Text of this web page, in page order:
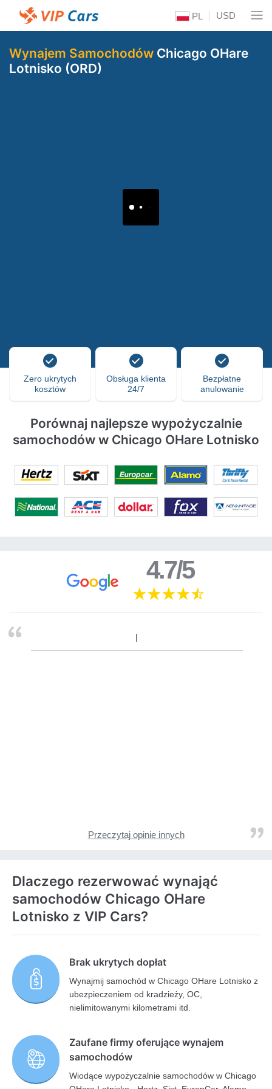
PL USD
Wynajem Samochodów Chicago OHare
Lotnisko (ORD)
Zero ukrytych
kosztów
Obsługa klienta
24/7
Bezpłatne
anulowanie
Porównaj najlepsze wypożyczalnie
samochodów w Chicago OHare Lotnisko
4.7/5
Przeczytaj opinie innych
Dlaczego rezerwować wynająć
samochodów Chicago OHare
Lotnisko z VIP Cars?
Brak ukrytych dopłat
Wynajmij samochód w Chicago OHare Lotnisko z
ubezpieczeniem od kradzieży, OC,
nielimitowanymi kilometrami itd.
Zaufane firmy oferujące wynajem
samochodów
Wiodące wypożyczalnie samochodów w Chicago